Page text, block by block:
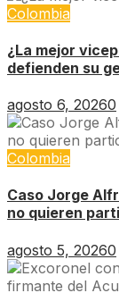
Colombia
¿La mejor
defienden su
agosto 6, 20260
Colombia
Caso Jorge
no quieren
agosto 5, 20260